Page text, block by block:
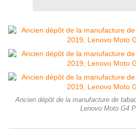
Ancien dépôt de la manufacture de
Lenovo Moto G4